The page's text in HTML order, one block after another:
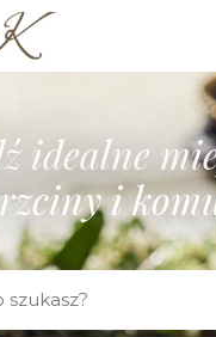
idealne
i